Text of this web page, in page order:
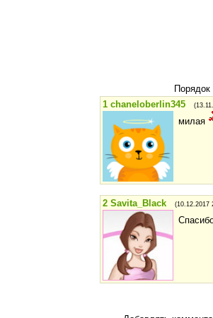
1 chaneloberlin345
милая
2 Savita_Black (10.12.2017